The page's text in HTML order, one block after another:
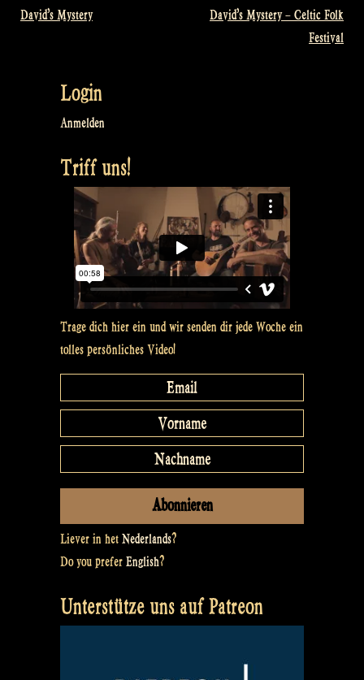
Beitragsnavigation
David’s Mystery
David’s Mystery – Celtic Folk
Festival
Login
Anmelden
Triff uns!
Trage dich hier ein und wir senden dir jede Woche ein
tolles persönliches Video!
Liever in het Nederlands?
Do you prefer English?
Unterstütze uns auf Patreon